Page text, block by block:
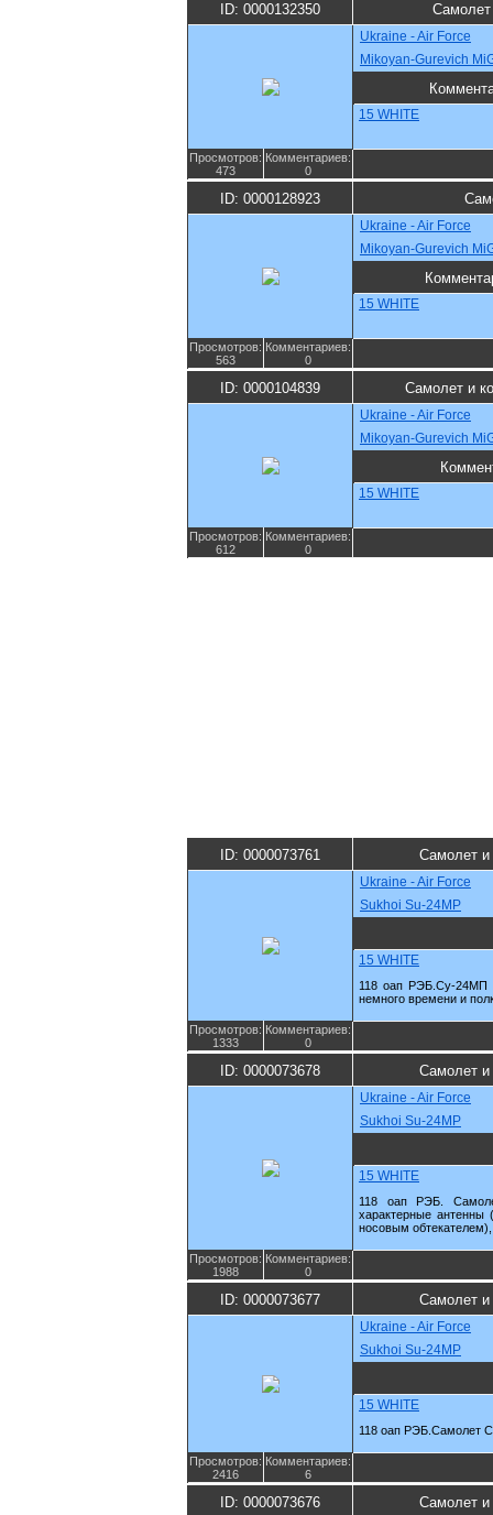
ID: 0000132350 Самолет
Ukraine - Air Force
Mikoyan-Gurevich
15 WHITE
Просмотров:
473
Комментариев:
0
ID: 0000128923
Ukraine - Air Force
Mikoyan-Gurevich
15 WHITE
Просмотров:
563
Комментариев:
0
ID: 0000104839 Самолет и
Ukraine - Air Force
Mikoyan-Gurevich
15 WHITE
Просмотров:
612
Комментариев:
0
ID: 0000073761 Самолет и
Ukraine - Air Force
Sukhoi Su-24MP
15 WHITE
118 оап РЭБ.Су-24МП
немного времени и
Просмотров:
1333
Комментариев:
0
ID: 0000073678 Самолет и
Ukraine - Air Force
Sukhoi Su-24MP
15 WHITE
118 оап РЭБ.
характерные антенны
носовым
Просмотров:
1988
Комментариев:
0
ID: 0000073677 Самолет и
Ukraine - Air Force
Sukhoi Su-24MP
15 WHITE
118 оап РЭБ.Самолет
Просмотров:
2416
Комментариев:
6
ID: 0000073676 Самолет и